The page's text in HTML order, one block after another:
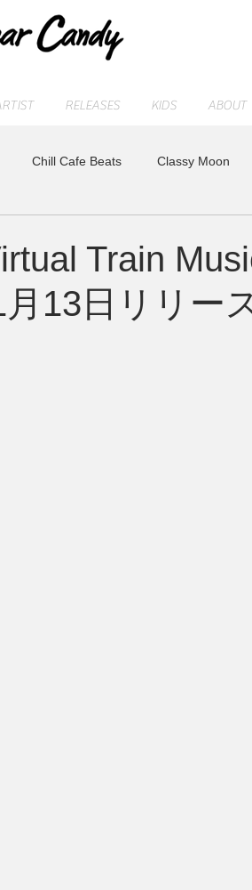
RELEASES KIDS ABOUT
Chill Cafe Beats Classy Moon
PIANO STAFF blog
Train
13日リリー